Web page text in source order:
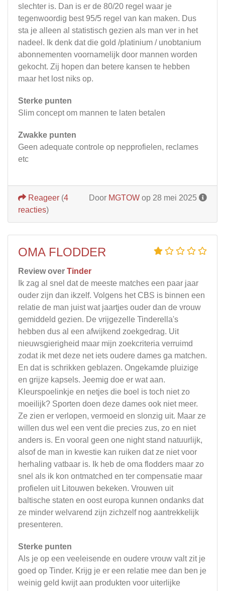
slechter is. Dan is er de 80/20 regel waar je
tegenwoordig best 95/5 regel van kan maken. Dus
sta je alleen al statistisch gezien als man ver in het
nadeel. Ik denk dat die gold /platinium / unobtanium
abonnementen voornamelijk door mannen worden
gekocht. Zij hopen dan betere kansen te hebben
maar het lost niks op.
Sterke punten
Slim concept om mannen te laten betalen
Zwakke punten
Geen adequate controle op nepprofielen, reclames
etc
Door MGTOW op 28 mei 2025
Reageer (4
reacties)
OMA FLODDER
Review over Tinder
Ik zag al snel dat de meeste matches een paar jaar
ouder zijn dan ikzelf. Volgens het CBS is binnen een
relatie de man juist wat jaartjes ouder dan de vrouw
gemiddeld gezien. De vrijgezelle Tinderella's
hebben dus al een afwijkend zoekgedrag. Uit
nieuwsgierigheid maar mijn zoekcriteria verruimd
zodat ik met deze net iets oudere dames ga matchen.
En dat is schrikken geblazen. Ongekamde pluizige
en grijze kapsels. Jeemig doe er wat aan.
Kleurspoelinkje en netjes die boel is toch niet zo
moeilijk? Sporten doen deze dames ook niet meer.
Ze zien er verlopen, vermoeid en slonzig uit. Maar ze
willen dus wel een vent die precies zus, zo en niet
anders is. En vooral geen one night stand natuurlijk,
alsof de man in kwestie kan ruiken dat ze niet voor
herhaling vatbaar is. Ik heb de oma flodders maar zo
snel als ik kon ontmatched en ter compensatie maar
profielen uit Litouwen bekeken. Vrouwen uit
baltische staten en oost europa kunnen ondanks dat
ze minder welvarend zijn zichzelf nog aantrekkelijk
presenteren.
Sterke punten
Als je op een veeleisende en oudere vrouw valt zit je
goed op Tinder. Krijg je er een relatie mee dan ben je
weinig geld kwijt aan produkten voor uiterlijke